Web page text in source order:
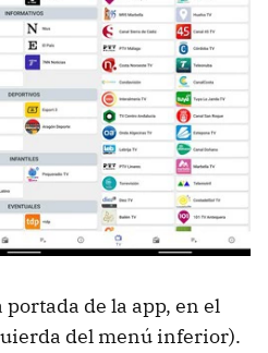
portada de la app, en el
del menú inferior).